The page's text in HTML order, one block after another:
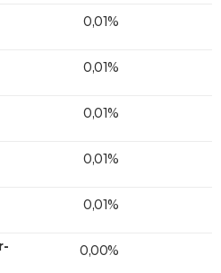
0,01%
0,01%
0,01%
0,01%
0,01%
0,00%